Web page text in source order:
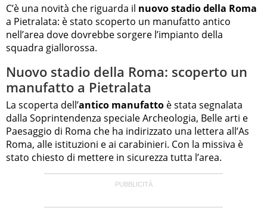
C’è una novità che riguarda il nuovo stadio della Roma
a Pietralata: è stato scoperto un manufatto antico
nell’area dove dovrebbe sorgere l’impianto della
squadra giallorossa.
Nuovo stadio della Roma: scoperto un
manufatto a Pietralata
La scoperta dell’antico manufatto è stata segnalata
dalla Soprintendenza speciale Archeologia, Belle arti e
Paesaggio di Roma che ha indirizzato una lettera all’As
Roma, alle istituzioni e ai carabinieri. Con la missiva è
stato chiesto di mettere in sicurezza tutta l’area.